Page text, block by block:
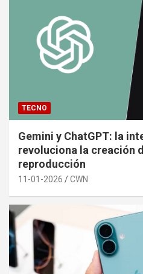
TECNO
Gemini y ChatGPT: la
revoluciona la creación
reproducción
11-01-2026 CWN